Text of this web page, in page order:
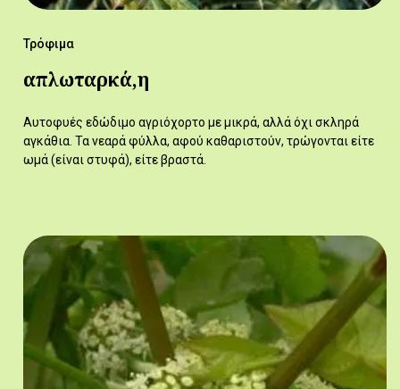
Τρόφιμα
απλωταρκά,η
Αυτοφυές εδώδιμο αγριόχορτο με μικρά, αλλά όχι σκληρά
αγκάθια. Τα νεαρά φύλλα, αφού καθαριστούν, τρώγονται είτε
ωμά (είναι στυφά), είτε βραστά.